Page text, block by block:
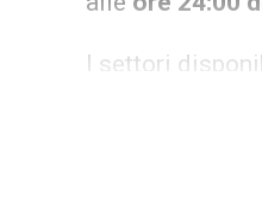
I settori